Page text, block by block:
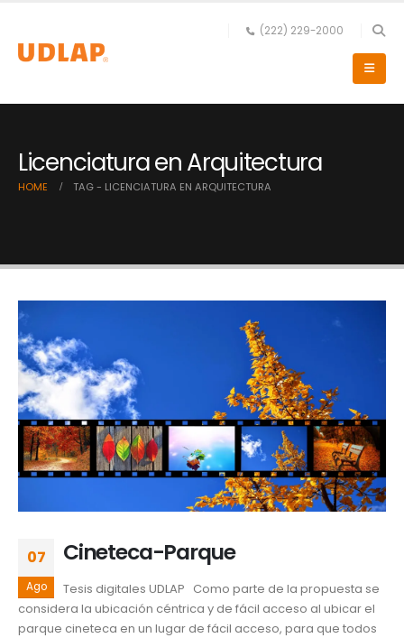
(222) 229-2000
Licenciatura en Arquitectura
HOME TAG - LICENCIATURA EN ARQUITECTURA
07
Ago
Cineteca-Parque
Tesis digitales UDLAP Como parte de la propuesta se
considera la ubicación céntrica y de fácil acceso al ubicar el
parque cineteca en un lugar de fácil acceso, para que todos